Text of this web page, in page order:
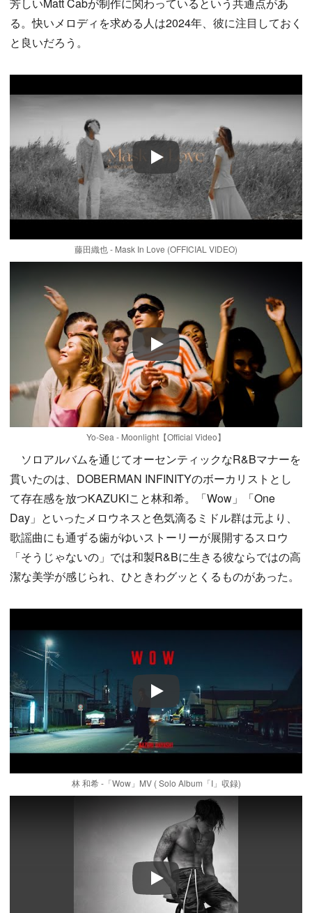
る。快いメロディを求める人は2024年、彼に注目しておく
と良いだろう。
Play
藤田織也 - Mask In Love (OFFICIAL VIDEO)
Play
Yo-Sea - Moonlight【Official Video】
ソロアルバムを通じてオーセンティックなR&Bマナーを
貫いたのは、DOBERMAN INFINITYのボーカリストとし
て存在感を放つKAZUKIこと林和希。「Wow」「One
Day」といったメロウネスと色気滴るミドル群は元より、
歌謡曲にも通ずる歯がゆいストーリーが展開するスロウ
「そうじゃないの」では和製R&Bに生きる彼ならではの高
潔な美学が感じられ、ひときわグッとくるものがあった。
Play
林 和希 -「Wow」MV ( Solo Album「I」収録)
Play